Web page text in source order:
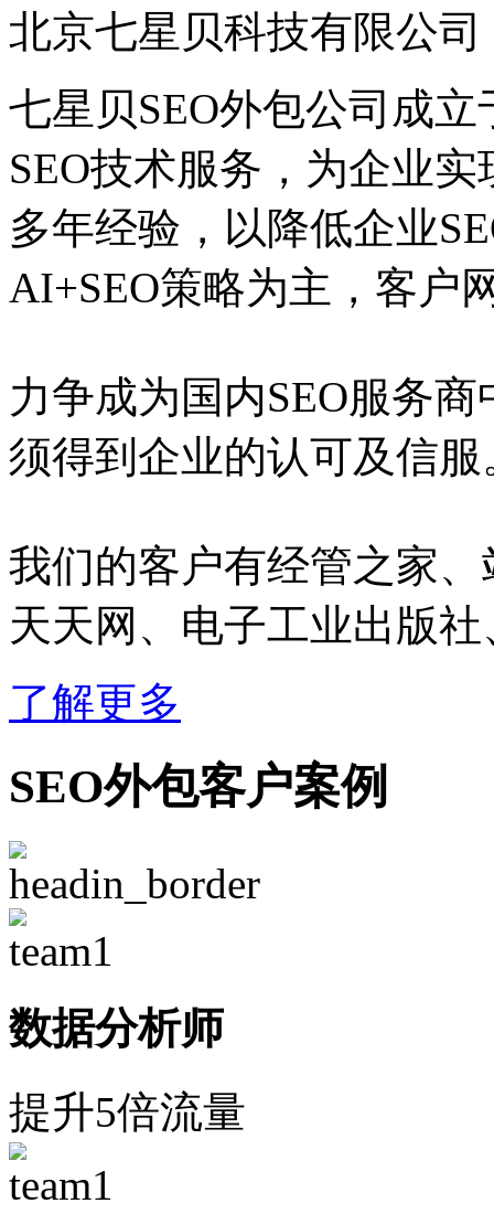
北京七星贝科技有限公
七星贝SEO外包公司成
SEO技术服务，为企业
多年经验，以降低企业
AI+SEO策略为主，客户
力争成为国内SEO服务
须得到企业的认可及信服
我们的客户有经管之家
天天网、电子工业出版
了解更多
SEO外包客户案例
数据分析师
提升5倍流量